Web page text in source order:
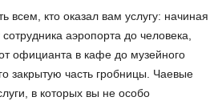
всем, кто оказал вам услугу: начиная
аэропорта до человека,
официанта в кафе до музейного
закрытую часть гробницы. Чаевые
в которых вы не особо